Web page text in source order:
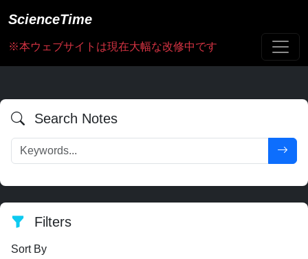
ScienceTime
※本ウェブサイトは現在大幅な改修中です
Search Notes
Filters
Sort By